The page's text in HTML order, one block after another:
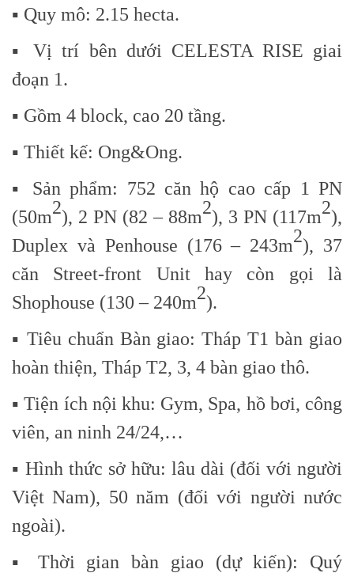
▪️ Quy mô: 2.15 hecta.
▪️ Vị trí bên dưới CELESTA RISE giai
đoạn 1.
▪️ Gồm 4 block, cao 20 tầng.
▪️ Thiết kế: Ong&Ong.
▪️ Sản phẩm: 752 căn hộ cao cấp 1 PN
(50m2), 2 PN (82 – 88m2), 3 PN (117m2),
Duplex và Penhouse (176 – 243m2), 37
căn Street-front Unit hay còn gọi là
Shophouse (130 – 240m2).
▪️ Tiêu chuẩn Bàn giao: Tháp T1 bàn giao
hoàn thiện, Tháp T2, 3, 4 bàn giao thô.
▪️ Tiện ích nội khu: Gym, Spa, hồ bơi, công
viên, an ninh 24/24,…
▪️ Hình thức sở hữu: lâu dài (đối với người
Việt Nam), 50 năm (đối với người nước
ngoài).
▪️ Thời gian bàn giao (dự kiến): Quý